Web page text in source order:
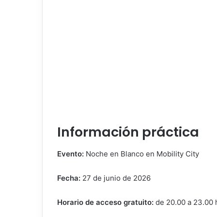
Información práctica
Evento: Noche en Blanco en Mobility City
Fecha: 27 de junio de 2026
Horario de acceso gratuito: de 20.00 a 23.00